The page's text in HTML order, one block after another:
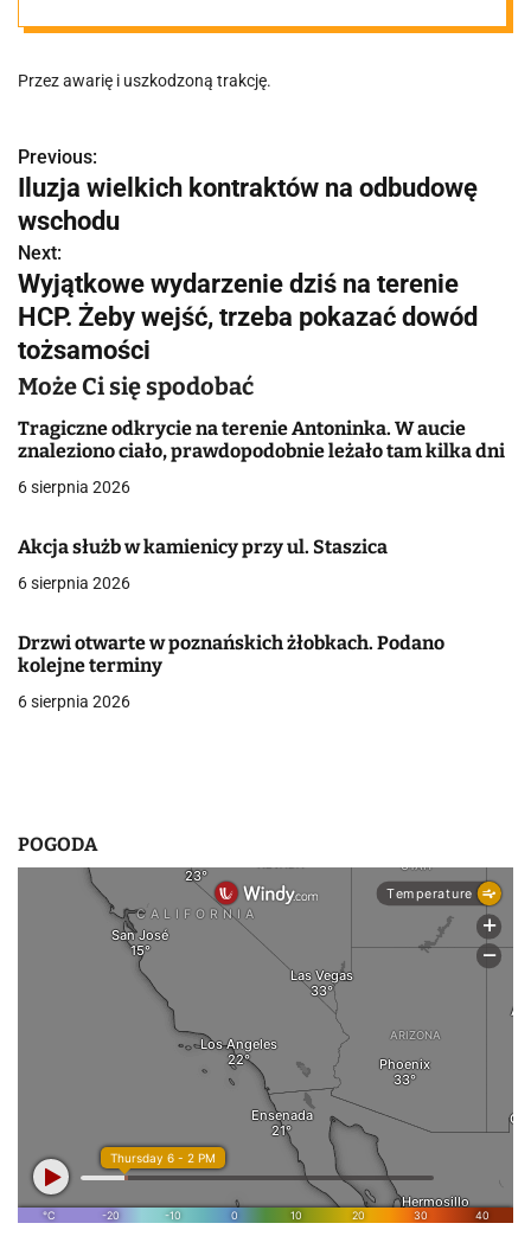
miasta!
Przez awarię i uszkodzoną trakcję.
N
a
w
i
g
a
c
j
w
i
s
Previous:
Iluzja wielkich kontraktów na odbudowę
wschodu
Next:
Wyjątkowe wydarzenie dziś na terenie
HCP. Żeby wejść, trzeba pokazać dowód
tożsamości
Może Ci się spodobać
Tragiczne odkrycie na terenie Antoninka. W aucie
znaleziono ciało, prawdopodobnie leżało tam kilka dni
6 sierpnia 2026
Akcja służb w kamienicy przy ul. Staszica
6 sierpnia 2026
Drzwi otwarte w poznańskich żłobkach. Podano
kolejne terminy
6 sierpnia 2026
POGODA